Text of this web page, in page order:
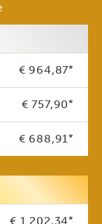
€ 964,87*
€ 757,90*
€ 688,91*
€ 1.202,34*